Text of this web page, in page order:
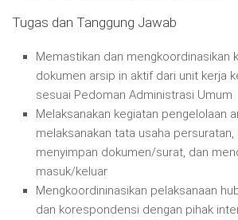
Tugas dan Tanggung Jawab
Memastikan dan mengkoordinasikan
dokumen arsip in aktif dari unit kerja
sesuai Pedoman Administrasi Umum
Melaksanakan kegiatan pengelolaan
melaksanakan tata usaha
menyimpan dokumen/surat, dan
masuk/keluar
Mengkoordininasikan pelaksanaan
dan korespondensi dengan pihak